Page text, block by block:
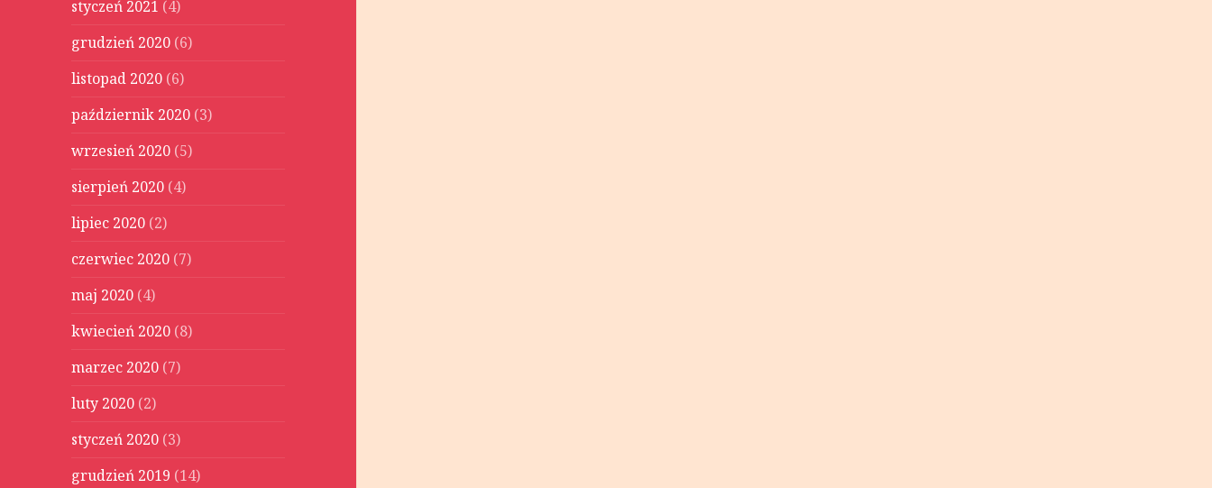
styczeń 2021 (4)
grudzień 2020 (6)
listopad 2020 (6)
październik 2020 (3)
wrzesień 2020 (5)
sierpień 2020 (4)
lipiec 2020 (2)
czerwiec 2020 (7)
maj 2020 (4)
kwiecień 2020 (8)
marzec 2020 (7)
luty 2020 (2)
styczeń 2020 (3)
grudzień 2019 (14)